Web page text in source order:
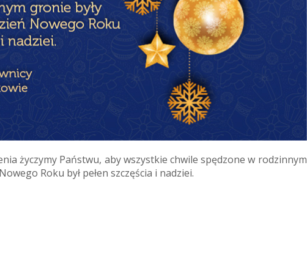
życzymy Państwu, aby wszystkie chwile spędzone w rodzinnym
Roku był pełen szczęścia i nadziei.